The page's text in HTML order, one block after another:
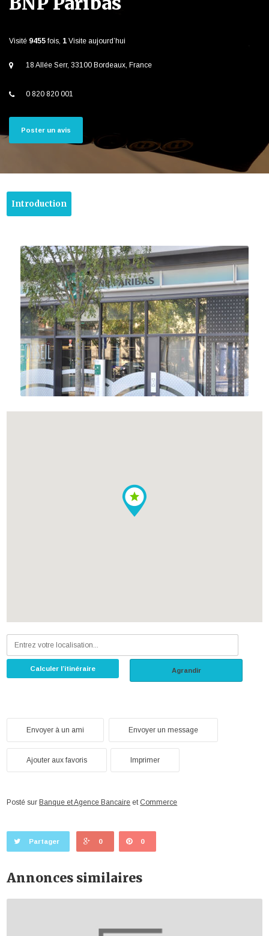
Visité 9455 fois, 1 Visite aujourd’hui
18 Allée Serr, 33100 Bordeaux, France
0 820 820 001
Poster un avis
Introduction
Calculer l’itinéraire Agrandir
Envoyer à un ami Envoyer un message
Ajouter aux favoris Imprimer
Posté surBanque et Agence Bancaire et Commerce
Partager 0 0
Annonces similaires